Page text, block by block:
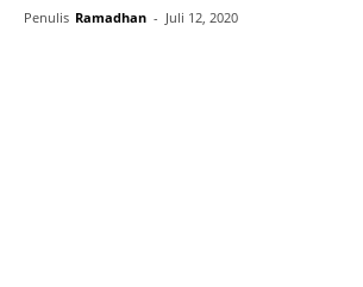
Penulis Ramadhan - Juli 12, 2020